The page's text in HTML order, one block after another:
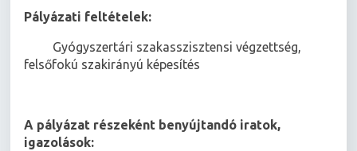
Pályázati feltételek:
 Gyógyszertári szakasszisztensi végzettség,
felsőfokú szakirányú képesítés
A pályázat részeként benyújtandó iratok,
igazolások: